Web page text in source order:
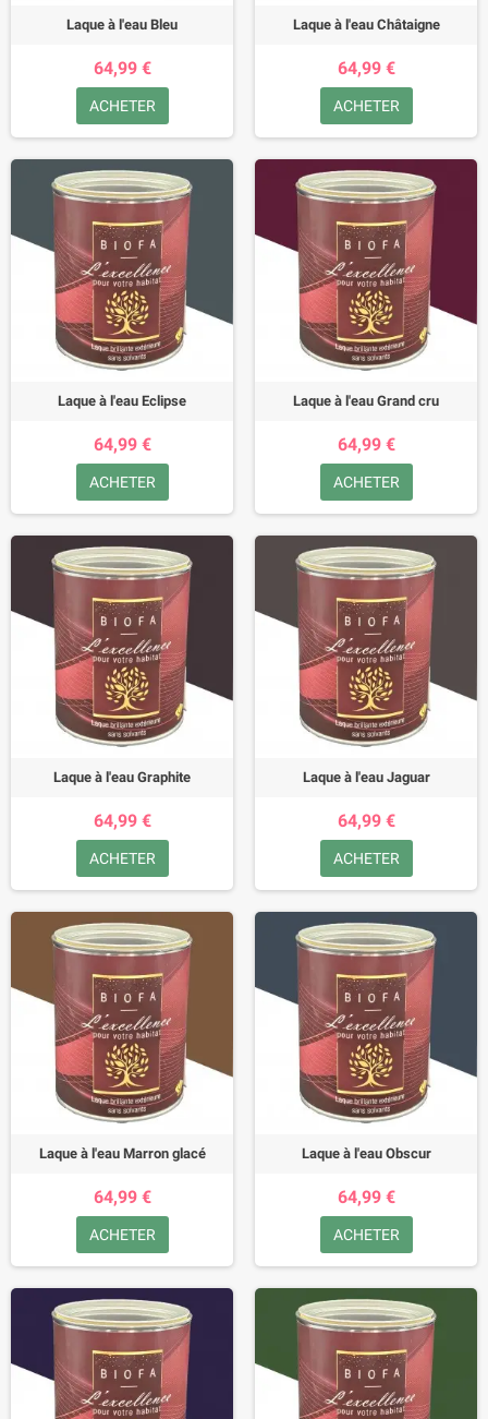
Laque à l'eau Bleu
64,99 €
ACHETER
Laque à l'eau Châtaigne
64,99 €
ACHETER
Laque à l'eau Eclipse
64,99 €
ACHETER
Laque à l'eau Grand cru
64,99 €
ACHETER
Laque à l'eau Graphite
64,99 €
ACHETER
Laque à l'eau Jaguar
64,99 €
ACHETER
Laque à l'eau Marron glacé
64,99 €
ACHETER
Laque à l'eau Obscur
64,99 €
ACHETER